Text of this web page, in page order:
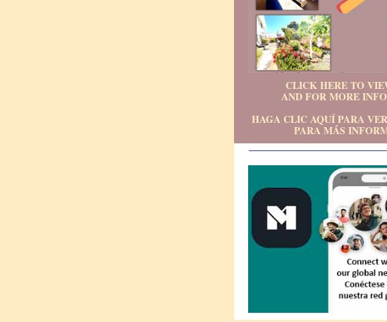
CLICK HERE TO
AND FOR MORE
HAGA CLIC AQUÍ PARA
PARA MÁS